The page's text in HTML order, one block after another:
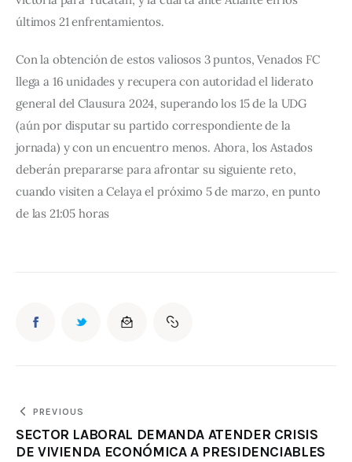
últimos 21 enfrentamientos.
Con la obtención de estos valiosos 3 puntos, Venados FC
llega a 16 unidades y recupera con autoridad el liderato
general del Clausura 2024, superando los 15 de la UDG
(aún por disputar su partido correspondiente de la
jornada) y con un encuentro menos. Ahora, los Astados
deberán prepararse para afrontar su siguiente reto,
cuando visiten a Celaya el próximo 5 de marzo, en punto
de las 21:05 horas
PREVIOUS
SECTOR LABORAL DEMANDA ATENDER CRISIS
DE VIVIENDA ECONÓMICA A PRESIDENCIABLES